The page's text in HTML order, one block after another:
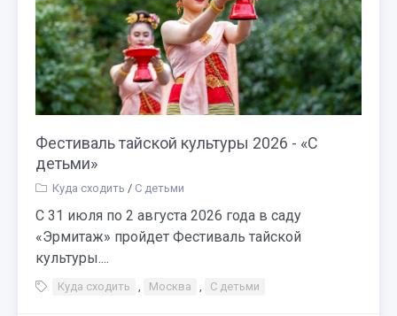
Фестиваль тайской культуры 2026 - «С
детьми»
Куда сходить / С детьми
С 31 июля по 2 августа 2026 года в саду
«Эрмитаж» пройдет Фестиваль тайской
культуры....
Куда сходить , Москва , С детьми